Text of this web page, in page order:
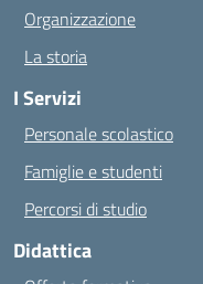
Organizzazione
La storia
I Servizi
Personale scolastico
Famiglie e studenti
Percorsi di studio
Didattica